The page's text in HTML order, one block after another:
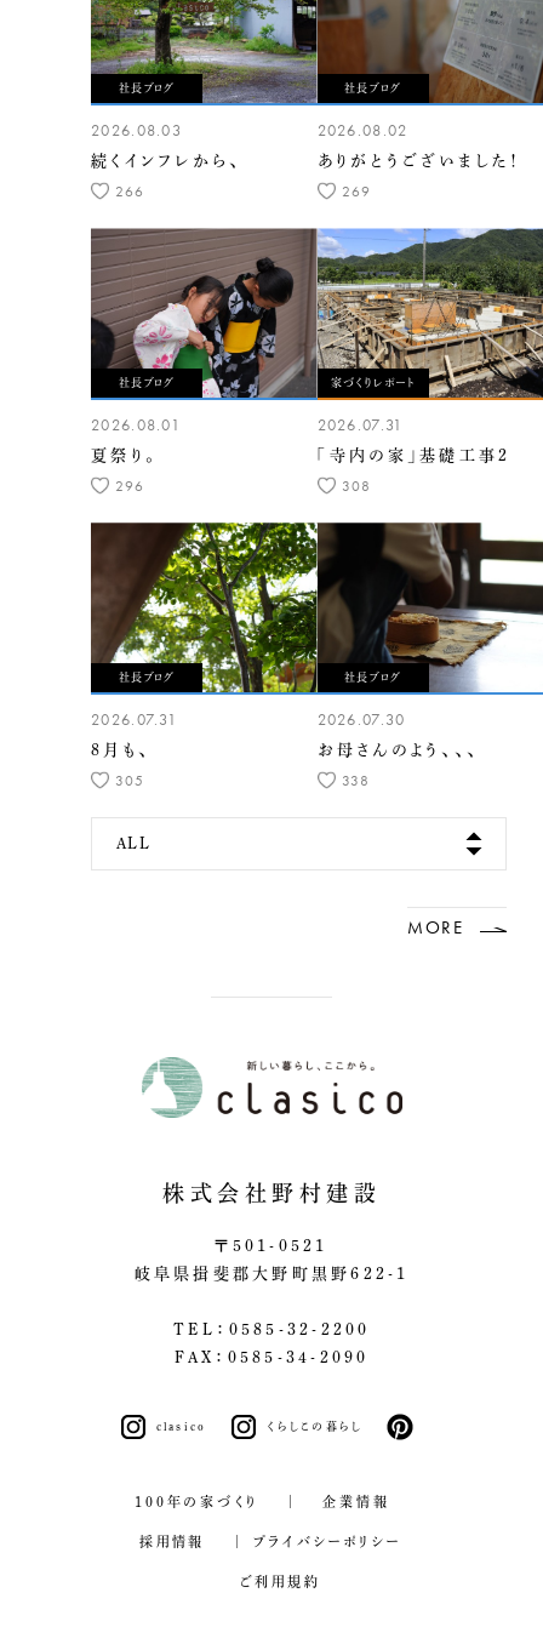
社長ブログ
2026.08.03
続くインフレから、
266
社長ブログ
2026.08.02
ありがとうございました！
269
社長ブログ
2026.08.01
夏祭り。
296
家づくりレポート
2026.07.31
「寺内の家」基礎工事2
308
社長ブログ
2026.07.31
8月も、
305
社長ブログ
2026.07.30
お母さんのよう、、、
338
ALL
MORE
株式会社野村建設
〒501-0521
岐阜県揖斐郡大野町黒野622-1
TEL：0585-32-2200
FAX：0585-34-2090
clasico くらしこの暮らし
100年の家づくり 企業情報
採用情報 プライバシーポリシー
ご利用規約